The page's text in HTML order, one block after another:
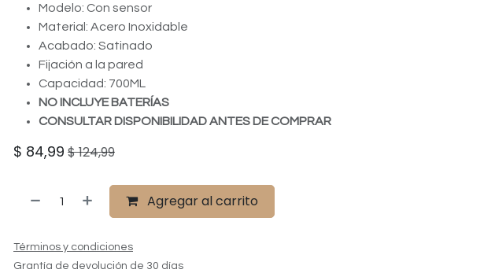
Modelo: Con sensor
Material: Acero Inoxidable
Acabado: Satinado
Fijación a la pared
Capacidad: 700ML
NO INCLUYE BATERÍAS
CONSULTAR DISPONIBILIDAD ANTES DE COMPRAR
$ 84,99 $124,99
Agregar al carrito
Términos y condiciones
Grantía de devolución de 30 días